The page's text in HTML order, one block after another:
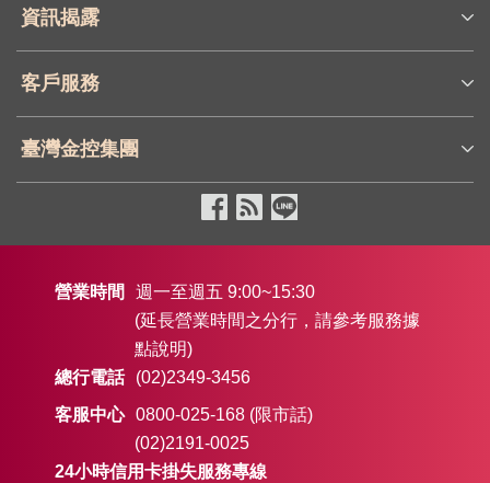
資訊揭露
客戶服務
臺灣金控集團
營業時間
週一至週五 9:00~15:30
(延長營業時間之分行，請參考服務據
點說明)
總行電話
(02)2349-3456
客服中心 0800-025-168 (限市話)
(02)2191-0025
24小時信用卡掛失服務專線